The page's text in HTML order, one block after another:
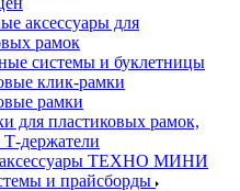
аксессуары для
рамок
системы и буклетницы
клик-рамки
рамки
для пластиковых рамок,
держатели
ТЕХНО МИНИ
и прайсборды